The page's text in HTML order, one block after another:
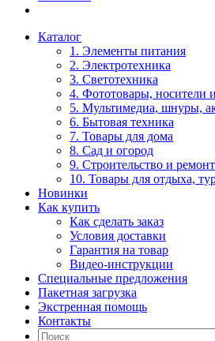
Каталог
1. Элементы питания
2. Электротехника
3. Светотехника
4. Фототовары, носители
5. Мультимедиа, шнуры,
6. Бытовая техника
7. Товары для дома
8. Сад и огород
9. Строительство и ремонт
10. Товары для отдыха,
Новинки
Как купить
Как сделать заказ
Условия доставки
Гарантия на товар
Видео-инструкции
Специальные предложения
Пакетная загрузка
Экстренная помощь
Контакты